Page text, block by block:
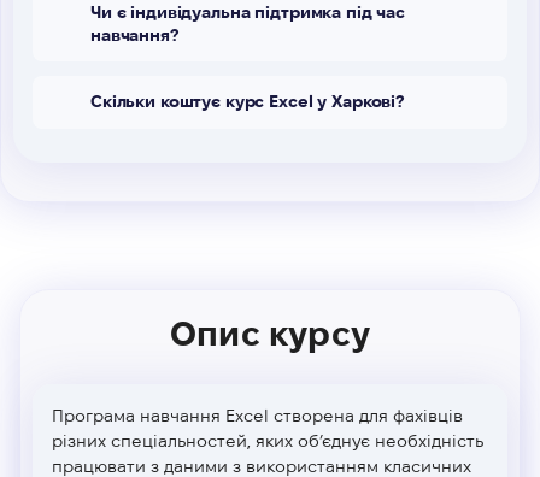
Чи є індивідуальна підтримка під час
навчання?
Скільки коштує курс Excel у Харкові?
Опис курсу
Програма навчання Excel створена для фахівців
різних спеціальностей, яких об’єднує необхідність
працювати з даними з використанням класичних